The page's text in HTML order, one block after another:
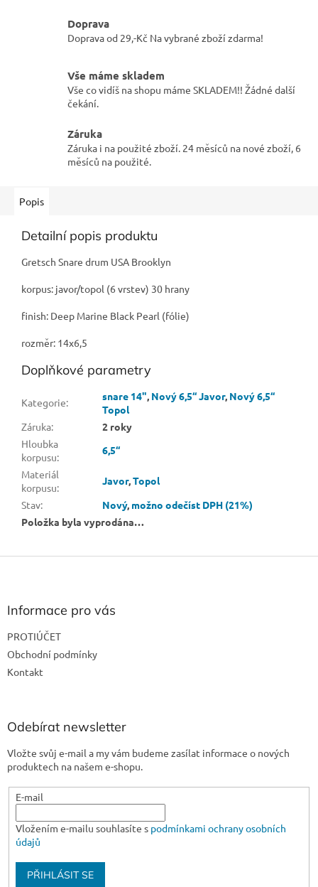
Doprava
Doprava od 29,-Kč Na vybrané zboží zdarma!
Vše máme skladem
Vše co vidíš na shopu máme SKLADEM!! Žádné další
čekání.
Záruka
Záruka i na použité zboží. 24 měsíců na nové zboží, 6
měsíců na použité.
Popis
Detailní popis produktu
Gretsch Snare drum USA Brooklyn
korpus: javor/topol (6 vrstev) 30 hrany
finish: Deep Marine Black Pearl (fólie)
rozměr: 14x6,5
Doplňkové parametry
Kategorie: snare 14" Nový 6,5“ Javor, Nový 6,5“
Topol
Záruka:
2 roky
Hloubka
korpusu:
6,5“
Materiál
korpusu:
Javor, Topol
Stav: Nový, možno odečíst DPH (21%)
Položka byla vyprodána…
Z
Informace pro vás
PROTIÚČET
Obchodní podmínky
Kontakt
Odebírat newsletter
Vložte svůj e-mail a my vám budeme zasílat informace o nových
produktech na našem e-shopu.
E-mail
Vložením e-mailu souhlasíte s podmínkami ochrany osobních
údajů
PŘIHLÁSIT SE